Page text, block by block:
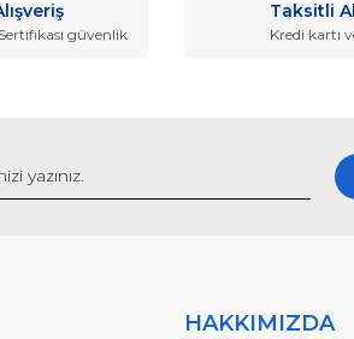
güvenlik
Taksitli
Kredi kartı
HAKKIMIZDA